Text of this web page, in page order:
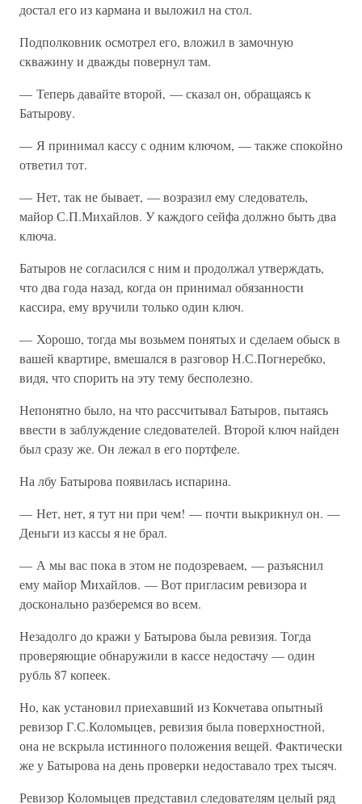
достал его из кармана и выложил на стол.
Подполковник осмотрел его, вложил в замочную
скважину и дважды повернул там.
— Теперь давайте второй, — сказал он, обращаясь к
Батырову.
— Я принимал кассу с одним ключом, — также спокойно
ответил тот.
— Нет, так не бывает, — возразил ему следователь,
майор С.П.Михайлов. У каждого сейфа должно быть два
ключа.
Батыров не согласился с ним и продолжал утверждать,
что два года назад, когда он принимал обязанности
кассира, ему вручили только один ключ.
— Хорошо, тогда мы возьмем понятых и сделаем обыск в
вашей квартире, вмешался в разговор Н.С.Погнеребко,
видя, что спорить на эту тему бесполезно.
Непонятно было, на что рассчитывал Батыров, пытаясь
ввести в заблуждение следователей. Второй ключ найден
был сразу же. Он лежал в его портфеле.
На лбу Батырова появилась испарина.
— Нет, нет, я тут ни при чем! — почти выкрикнул он. —
Деньги из кассы я не брал.
— А мы вас пока в этом не подозреваем, — разъяснил
ему майор Михайлов. — Вот пригласим ревизора и
досконально разберемся во всем.
Незадолго до кражи у Батырова была ревизия. Тогда
проверяющие обнаружили в кассе недостачу — один
рубль 87 копеек.
Но, как установил приехавший из Кокчетава опытный
ревизор Г.С.Коломыцев, ревизия была поверхностной,
она не вскрыла истинного положения вещей. Фактически
же у Батырова на день проверки недоставало трех тысяч.
Ревизор Коломыцев представил следователям целый ряд